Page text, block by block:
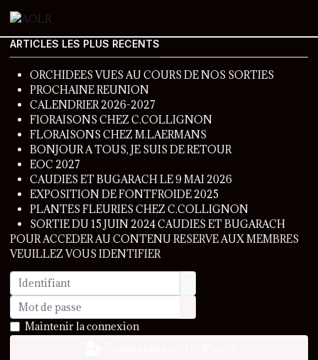
ARTICLES LES PLUS RECENTS
ORCHIDEES VUES AU COURS DE NOS SORTIES
PROCHAINE REUNION
CALENDRIER 2026-2027
FlORAISONS CHEZ C.COLLIGNON
FLORAISONS CHEZ M.LAERMANS
BONJOUR A TOUS, JE SUIS DE RETOUR
EOC 2027
CAUDIES ET BUGARACH LE 9 MAI 2026
EXPOSITION DE FONTFROIDE 2025
PLANTES FLEURIES CHEZ C.COLLIGNON
SORTIE DU 15 JUIN 2024 CAUDIES ET BUGARACH
POUR ACCEDER AU CONTENU RESERVE AUX MEMBRES
VEUILLEZ VOUS IDENTIFIER
Identifiant
Mot de passe
Afficher le mot de passe
Maintenir la connexion